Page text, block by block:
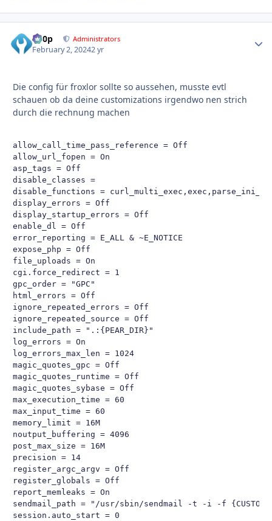
d00p Administrators
February 2, 20242 yr
Die config für froxlor sollte so aussehen, musste evtl
schauen ob da deine customizations irgendwo nen strich
durch die rechnung machen
allow_call_time_pass_reference = Off
allow_url_fopen = On
asp_tags = Off
disable_classes =
disable_functions =
display_errors = Off
display_startup_errors = Off
enable_dl = Off
error_reporting = E_ALL & ~E_NOTICE
expose_php = Off
file_uploads = On
cgi.force_redirect = 1
gpc_order = "GPC"
html_errors = Off
ignore_repeated_errors = Off
ignore_repeated_source = Off
include_path = ".:{PEAR_DIR}"
log_errors = On
log_errors_max_len = 1024
magic_quotes_gpc = Off
magic_quotes_runtime = Off
magic_quotes_sybase = Off
max_execution_time = 60
max_input_time = 60
memory_limit = 16M
noutput_buffering = 4096
post_max_size = 16M
precision = 14
register_argc_argv = Off
register_globals = Off
report_memleaks = On
sendmail_path = "/usr/sbin/sendmail -t -i -f
session.auto_start = 0